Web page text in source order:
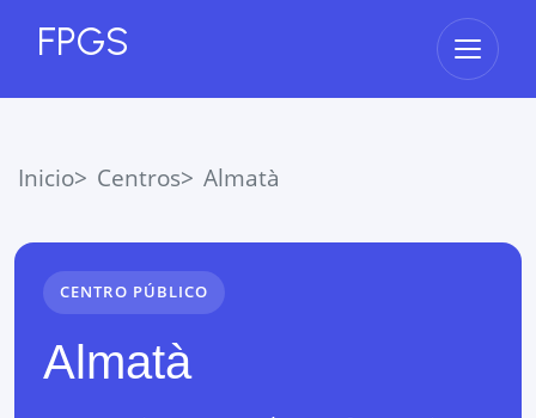
FPGS Abrir
Inicio Centros Almatà
CENTRO PÚBLICO
Almatà